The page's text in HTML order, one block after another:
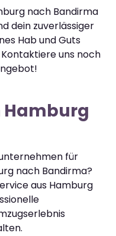
nach Bandirma
dein zuverlässiger
Hab und Guts
uns noch
Hamburg
für
nach Bandirma?
aus Hamburg